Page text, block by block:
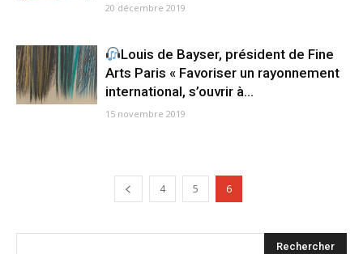
20 décembre 2019
Louis de Bayser, président de Fine
Arts Paris « Favoriser un rayonnement
international, s’ouvrir à...
15 novembre 2019
4 5 6